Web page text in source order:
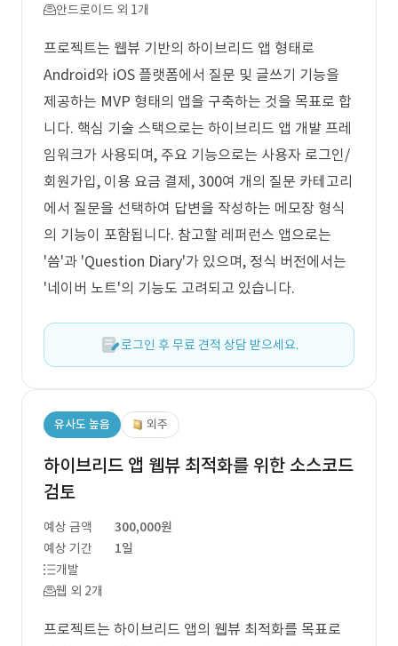
안드로이드 외 1개
프로젝트는 웹뷰 기반의 하이브리드 앱 형태로
Android와 iOS 플랫폼에서 질문 및 글쓰기 기능을
제공하는 MVP 형태의 앱을 구축하는 것을 목표로 합
니다. 핵심 기술 스택으로는 하이브리드 앱 개발 프레
임워크가 사용되며, 주요 기능으로는 사용자 로그인/
회원가입, 이용 요금 결제, 300여 개의 질문 카테고리
에서 질문을 선택하여 답변을 작성하는 메모장 형식
의 기능이 포함됩니다. 참고할 레퍼런스 앱으로는
'씀'과 'Question Diary'가 있으며, 정식 버전에서는
'네이버 노트'의 기능도 고려되고 있습니다.
로그인 후 무료 견적 상담 받으세요.
유사도 높음 외주
하이브리드 앱 웹뷰 최적화를 위한 소스코드
검토
예상 금액
300,000원
예상 기간
1일
개발
웹 외 2개
프로젝트는 하이브리드 앱의 웹뷰 최적화를 목표로